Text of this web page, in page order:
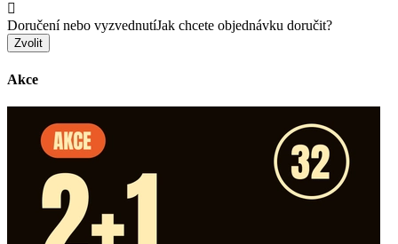

Doručení nebo vyzvednutíJak chcete objednávku doručit?
Zvolit
Akce